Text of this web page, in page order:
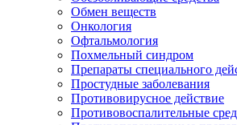
Обмен веществ
Онкология
Офтальмология
Похмельный синдром
Препараты специального
Простудные заболевания
Противовирусное действие
Противовоспалительные